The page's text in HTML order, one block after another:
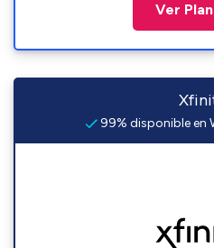
Ver
99% disponible en